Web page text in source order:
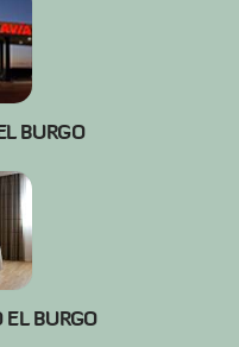
BURGO
BURGO